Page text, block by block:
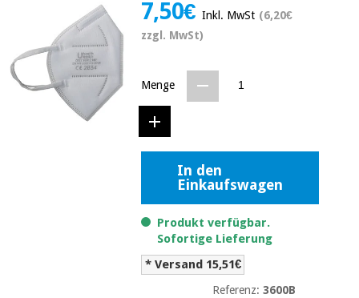
Angebote
Traditionelle
chinesische
medizin
Klinische
Nachricht
ausrüstung
Traditionelle
chinesische
7,50€ Inkl. MwSt (6,20€
zzgl. MwSt)
Menge
In den
Einkaufswagen
Produkt verfügbar.
Sofortige Lieferung
* Versand 15,51€
Referenz: 3600B